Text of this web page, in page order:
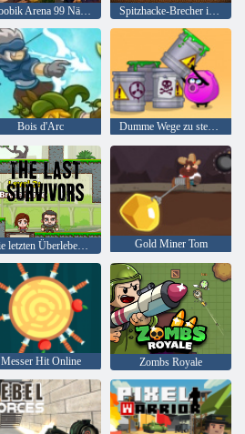
Noobik Arena 99 Nächte Spitzhacke-Brecher im Leerlauf
Bois d'Arc Dumme Wege zu sterben 2
Die letzten Überlebenden Gold Miner Tom
Messer Hit Online Zombs Royale